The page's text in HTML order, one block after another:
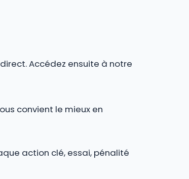
Accédez ensuite à notre
convient le mieux en
action clé, essai, pénalité